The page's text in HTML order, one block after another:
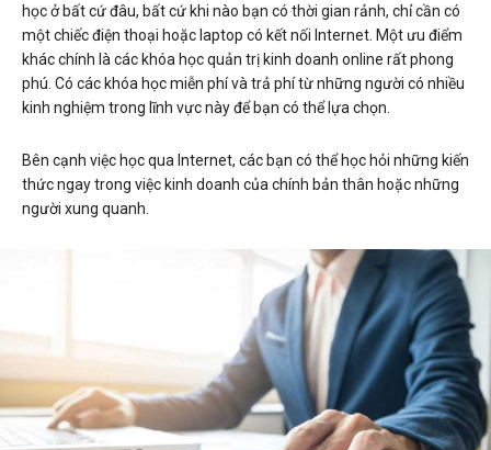
học ở bất cứ đâu, bất cứ khi nào bạn có thời gian rảnh, chỉ cần có
một chiếc điện thoại hoặc laptop có kết nối Internet. Một ưu điểm
khác chính là các khóa học quản trị kinh doanh online rất phong
phú. Có các khóa học miễn phí và trả phí từ những người có nhiều
kinh nghiệm trong lĩnh vực này để bạn có thể lựa chọn.
Bên cạnh việc học qua Internet, các bạn có thể học hỏi những kiến
thức ngay trong việc kinh doanh của chính bản thân hoặc những
người xung quanh.